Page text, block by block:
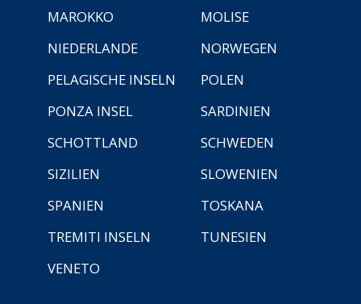
MAROKKO
MOLISE
NIEDERLANDE
NORWEGEN
PELAGISCHE INSELN
POLEN
PONZA INSEL
SARDINIEN
SCHOTTLAND
SCHWEDEN
SIZILIEN
SLOWENIEN
SPANIEN
TOSKANA
TREMITI INSELN
TUNESIEN
VENETO